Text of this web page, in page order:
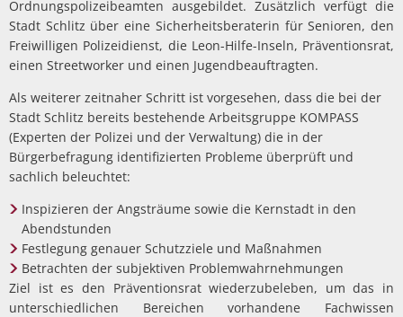
Ordnungspolizeibeamten ausgebildet. Zusätzlich verfügt die
Stadt Schlitz über eine Sicherheitsberaterin für Senioren, den
Freiwilligen Polizeidienst, die Leon-Hilfe-Inseln, Präventionsrat,
einen Streetworker und einen Jugendbeauftragten.
Als weiterer zeitnaher Schritt ist vorgesehen, dass die bei der
Stadt Schlitz bereits bestehende Arbeitsgruppe KOMPASS
(Experten der Polizei und der Verwaltung) die in der
Bürgerbefragung identifizierten Probleme überprüft und
sachlich beleuchtet:
Inspizieren der Angsträume sowie die Kernstadt in den
Abendstunden
Festlegung genauer Schutzziele und Maßnahmen
Betrachten der subjektiven Problemwahrnehmungen
Ziel ist es den Präventionsrat wiederzubeleben, um das in
unterschiedlichen Bereichen vorhandene Fachwissen